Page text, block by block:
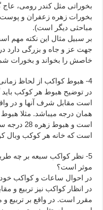
بخوراتی مثل کندر رومی، عاج
بخورات زهره زعفران و
مباحثی دیگر است).
بر سبیل مثال این نکته مهم
جهت عز و جاه و بزرگی دارد
خاصش را بخواند و بخورات
4- هبوط کواکب از لحاظ زمانی چگونه تعبیر میشود؟
در توضیح هبوط هر کوکب
است مقابل شرف آنها و در
است و
است که خانه هر کوکب وبال
5- نظر کواکب سبعه بر چه
موثر است؟
در احوال ساعات و کواکب
در انظار کواکب نیز تربیع و
مقرر است. در واقع بر تربیع